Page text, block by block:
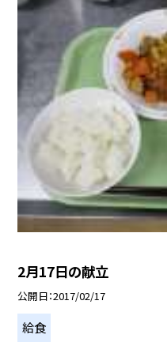
2月17日の献立
公開日 2017/02/17
給食